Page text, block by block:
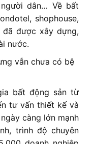
dân… Về bất
shophouse,
đã được xây dựng,
nước.
bất động sản từ
tư vấn thiết kế và
càng lớn mạnh
trình độ chuyên